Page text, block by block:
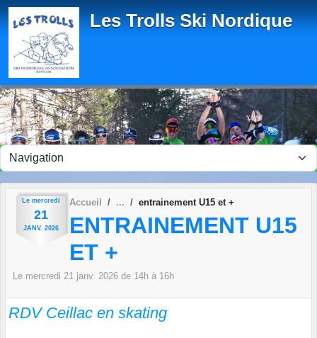
Les Trolls Ski Nordique
Le mercredi
21
JANV. 2026
Accueil entrainement U15 et +
ENTRAINEMENT U15
ET +
Le mercredi 21 janv. 2026 de 14h à 16h
RDV Ceillac en skating
Panneau de gestion des cookies